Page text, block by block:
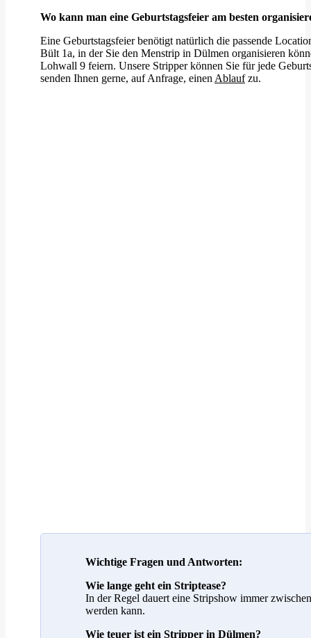
Wo kann man eine Geburtstagsfeier am besten
Eine Geburtstagsfeier benötigt natürlich die passende
Bült 1a, in der Sie den Menstrip in Dülmen organisieren
Lohwall 9 feiern. Unsere Stripper können Sie für jede
senden Ihnen gerne, auf Anfrage, einen Ablaufzu.
Wichtige Fragen und Antworten:
Wie lange geht ein Striptease?
In der Regel dauert eine Stripshow immer
werden kann.
Wie teuer ist ein Stripper in Dülmen?